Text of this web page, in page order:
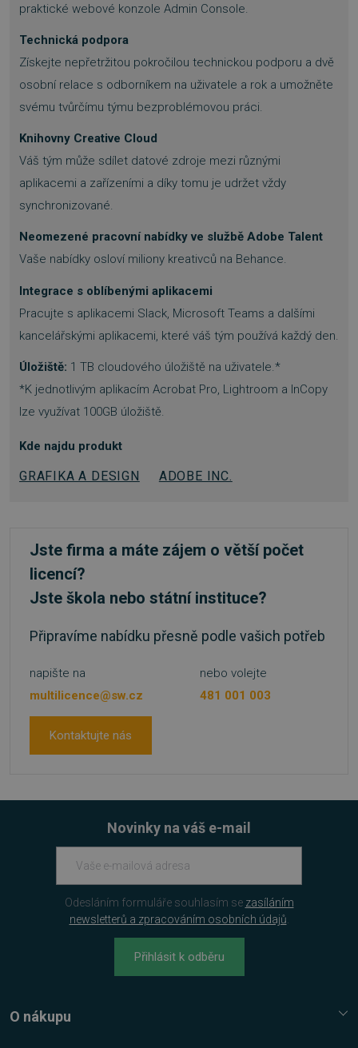
praktické webové konzole Admin Console.
Technická podpora
Získejte nepřetržitou pokročilou technickou podporu a dvě
osobní relace s odborníkem na uživatele a rok a umožněte
svému tvůrčímu týmu bezproblémovou práci.
Knihovny Creative Cloud
Váš tým může sdílet datové zdroje mezi různými
aplikacemi a zařízeními a díky tomu je udržet vždy
synchronizované.
Neomezené pracovní nabídky ve službě Adobe Talent
Vaše nabídky osloví miliony kreativců na Behance.
Integrace s oblíbenými aplikacemi
Pracujte s aplikacemi Slack, Microsoft Teams a dalšími
kancelářskými aplikacemi, které váš tým používá každý den.
Úložiště: 1 TB cloudového úložiště na uživatele.*
*K jednotlivým aplikacím Acrobat Pro, Lightroom a InCopy
lze využívat 100GB úložiště.
Kde najdu produkt
GRAFIKA A DESIGN ADOBE INC.
Jste firma a máte zájem o větší počet
licencí?
Jste škola nebo státní instituce?
Připravíme nabídku přesně podle vašich potřeb
napište na
multilicence@sw.cz
nebo volejte
481 001 003
Kontaktujte nás
Novinky na váš e-mail
Odesláním formuláře souhlasím se zasíláním
newsletterů a zpracováním osobních údajů
Přihlásit k odběru
O nákupu
basket
.www.sw.sk
__cf_bm
Cloudflare Inc.
PHPSESSID
PHP.net
Zavřením
prohlížeče
VISITOR_PRIVACY_METADATA
YouTube